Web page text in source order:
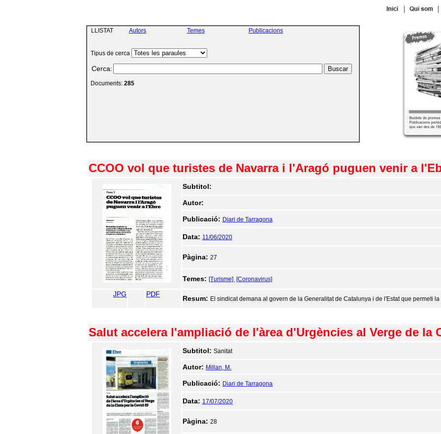
| |
LLISTAT Autors Temes Publicacions
Tipus de cerca
Cerca:
Documents: 285
CCOO vol que turistes de Navarra i l'Aragó puguen venir a
Subtitol:
Autor:
Publicació: Diari de Tarragona
Data: 11/06/2020
Pàgina: 27
Temes: [Turisme] [Coronavirus]
JPG PDF
Resum: El sindicat demana al govern de la Generalitat de Catalunya i de l'Estat que permeti
Salut accelera l'ampliació de l'àrea d'Urgències al Verge de la
Subtitol: Sanitat
Autor: Millan, M.
Publicació: Diari de Tarragona
Data: 17/07/2020
Pàgina: 28